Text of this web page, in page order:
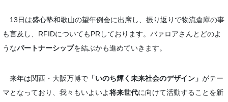
13日は盛心塾和歌山の望年例会に出席し、振り返りで物流倉庫の事
も言及し、RFIDについてもPRしております。バァロアさんとどのよ
うなパートナーシップを結ぶかも進めていきます。
来年は関西・大阪万博で「いのち輝く未来社会のデザイン」 がテー
マとなっており、我々もいよいよ将来世代に向けて活動することを新